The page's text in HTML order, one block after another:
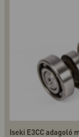
Iseki E3CC adagoló